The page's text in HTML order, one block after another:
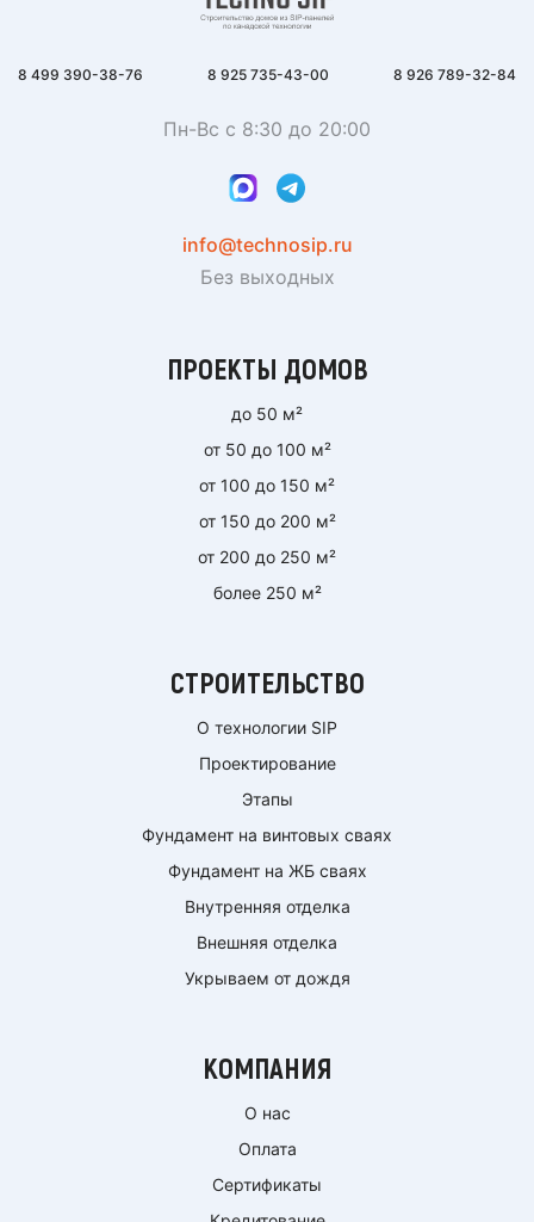
8 499 390-38-76 8 925 735-43-00 8 926 789-32-84
Пн-Вс с 8:30 до 20:00
info@technosip.ru
Без выходных
ПРОЕКТЫ ДОМОВ
до 50 м²
от 50 до 100 м²
от 100 до 150 м²
от 150 до 200 м²
от 200 до 250 м²
более 250 м²
СТРОИТЕЛЬСТВО
О технологии SIP
Проектирование
Этапы
Фундамент на винтовых сваях
Фундамент на ЖБ сваях
Внутренняя отделка
Внешняя отделка
Укрываем от дождя
КОМПАНИЯ
О нас
Оплата
Сертификаты